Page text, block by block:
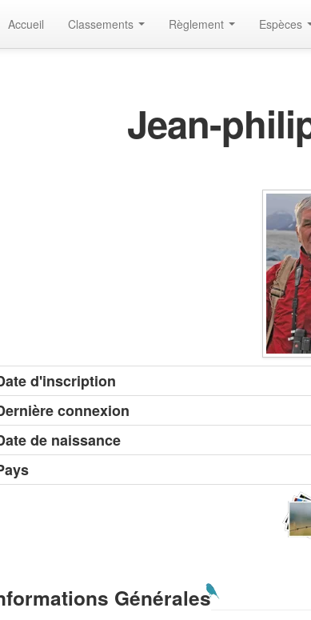
Accueil Classements Règlement Espèces
Jean-
d'inscription
connexion
de naissance
Générales